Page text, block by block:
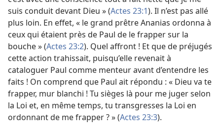
suis conduit devant Dieu » (Actes 23:1). Il n’est pas allé
plus loin. En effet, « le grand prêtre Ananias ordonna à
ceux qui étaient près de Paul de le frapper sur la
bouche » (Actes 23:2). Quel affront ! Et que de préjugés
cette action trahissait, puisqu’elle revenait à
cataloguer Paul comme menteur avant d’entendre les
faits ! On comprend que Paul ait répondu : « Dieu va te
frapper, mur blanchi ! Tu sièges là pour me juger selon
la Loi et, en même temps, tu transgresses la Loi en
ordonnant de me frapper ? » (Actes 23:3).